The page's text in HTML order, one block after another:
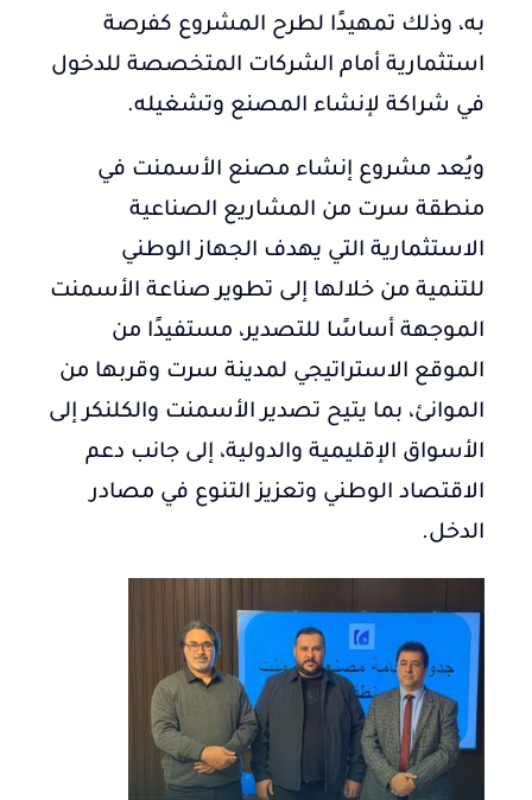
به، وذلك تمهيدًا لطرح المشروع كفرصة
استثمارية أمام الشركات المتخصصة للدخول
في شراكة لإنشاء المصنع وتشغيله.
ويُعد مشروع إنشاء مصنع الأسمنت في
منطقة سرت من المشاريع الصناعية
الاستثمارية التي يهدف الجهاز الوطني
للتنمية من خلالها إلى تطوير صناعة الأسمنت
الموجهة أساسًا للتصدير، مستفيدًا من
الموقع الاستراتيجي لمدينة سرت وقربها من
الموانئ، بما يتيح تصدير الأسمنت والكلنكر إلى
الأسواق الإقليمية والدولية، إلى جانب دعم
الاقتصاد الوطني وتعزيز التنوع في مصادر
الدخل.